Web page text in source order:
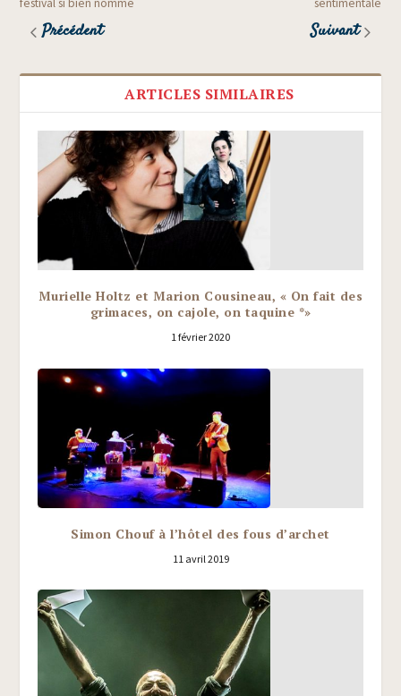
festival si bien nommé
Précédent
sentimentale
Suivant
ARTICLES SIMILAIRES
Murielle Holtz et Marion Cousineau, « On fait des
grimaces, on cajole, on taquine *»
1 février 2020
Simon Chouf à l’hôtel des fous d’archet
11 avril 2019